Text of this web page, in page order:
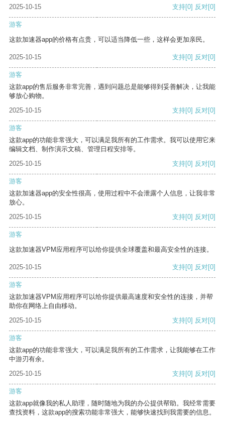
2025-10-15
支持[0] 反对[0]
游客
这款加速器app的价格有点贵，可以适当降低一些，这样会更加亲民。
2025-10-15 支持[0] 反对[0]
游客
这款app的售后服务非常完善，遇到问题总是能够得到妥善解决，让我能
够放心购物。
2025-10-15
支持[0] 反对[0]
游客
这款app的功能非常强大，可以满足我所有的工作需求。我可以使用它来
编辑文档、制作演示文稿、管理日程安排等。
2025-10-15
支持[0] 反对[0]
游客
这款加速器app的安全性很高，使用过程中不会泄露个人信息，让我非常
放心。
2025-10-15
支持[0] 反对[0]
游客
这款加速器VPM应用程序可以给你提供全球覆盖和最高安全性的连接。
2025-10-15 支持[0] 反对[0]
游客
这款加速器VPM应用程序可以给你提供最高速度和安全性的连接，并帮
助你在网络上自由移动。
2025-10-15
支持[0] 反对[0]
游客
这款app的功能非常强大，可以满足我所有的工作需求，让我能够在工作
中游刃有余。
2025-10-15
支持[0] 反对[0]
游客
这款app就像我的私人助理，随时随地为我的办公提供帮助。我经常需要
查找资料，这款app的搜索功能非常强大，能够快速找到我需要的信息。